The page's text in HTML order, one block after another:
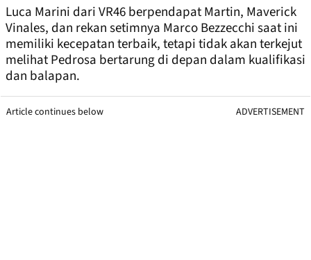
Luca Marini dari VR46 berpendapat Martin, Maverick
Vinales, dan rekan setimnya Marco Bezzecchi saat ini
memiliki kecepatan terbaik, tetapi tidak akan terkejut
melihat Pedrosa bertarung di depan dalam kualifikasi
dan balapan.
Article continues below ADVERTISEMENT